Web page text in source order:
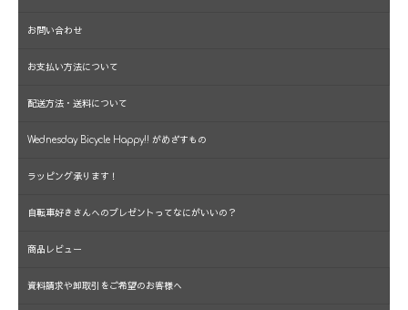
お問い合わせ
お支払い方法について
配送方法・送料について
Wednesday Bicycle Happy!! がめざすもの
ラッピング承ります！
自転車好きさんへのプレゼントってなにがいいの？
商品レビュー
資料請求や卸取引をご希望のお客様へ